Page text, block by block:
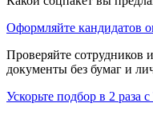
Оформляйте кандидатов
Проверяйте сотрудников
документы без бумаг и
Ускорьте подбор в 2 раза